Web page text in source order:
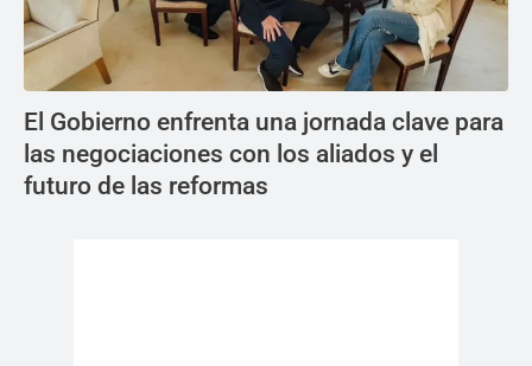
El Gobierno enfrenta una jornada clave para
las negociaciones con los aliados y el
futuro de las reformas